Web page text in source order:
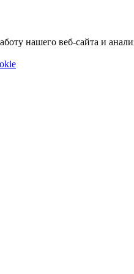
нашего веб-сайта и